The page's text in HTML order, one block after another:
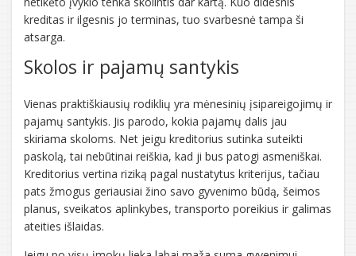
kreditas ir ilgesnis jo terminas, tuo svarbesnė tampa ši
atsarga.
Skolos ir pajamų santykis
Vienas praktiškiausių rodiklių yra mėnesinių įsipareigojimų ir
pajamų santykis. Jis parodo, kokia pajamų dalis jau
skiriama skoloms. Net jeigu kreditorius sutinka suteikti
paskolą, tai nebūtinai reiškia, kad ji bus patogi asmeniškai.
Kreditorius vertina riziką pagal nustatytus kriterijus, tačiau
pats žmogus geriausiai žino savo gyvenimo būdą, šeimos
planus, sveikatos aplinkybes, transporto poreikius ir galimas
ateities išlaidas.